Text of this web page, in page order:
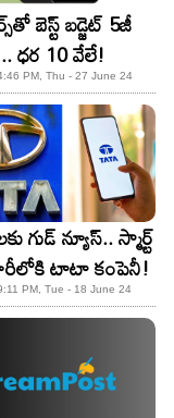
బెస్ట్ బడ్జెట్ 5జీ
ధర 10 వేలే!
PM, Thu - 27 June 24
గుడ్ న్యూస్.. స్మార్ట్
టాటా కంపెనీ!
PM, Tue - 18 June 24